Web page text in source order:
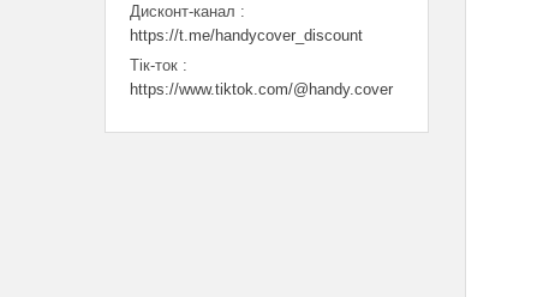
Дисконт-канал
https://t.me/handycover_discount
Тік-ток
https://www.tiktok.com/@handy.cover